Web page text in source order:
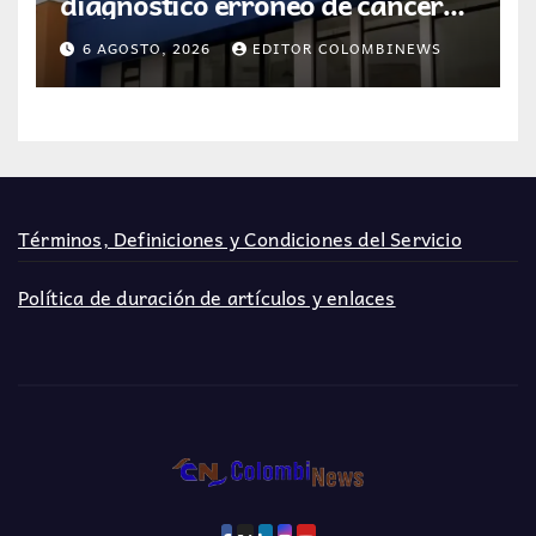
por resultados de otra persona
6 AGOSTO, 2026 EDITOR COLOMBINEWS
Términos, Definiciones y Condiciones del Servicio
Política de duración de artículos y enlaces